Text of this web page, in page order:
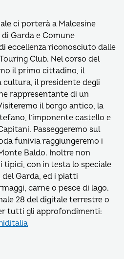
ci porterà a Malcesine
di Garda e Comune
eccellenza riconosciuto dalle
Club. Nel corso del
il primo cittadino, il
cultura, il presidente degli
rappresentante di un
il borgo antico, la
l’imponente castello e
Passeggeremo sul
funivia raggiungeremo i
Baldo. Inoltre non
con in testa lo speciale
del Garda, ed i piatti
carne o pesce di lago.
28 del digitale terrestre o
tutti gli approfondimenti: